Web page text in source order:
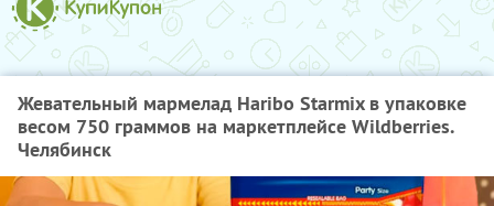
Жевательный мармелад Haribo Starmix в упаковке
весом 750 граммов на маркетплейсе Wildberries.
Челябинск